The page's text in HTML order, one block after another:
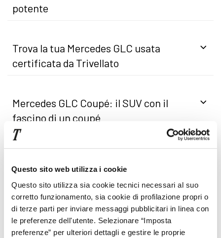
Questo sito web utilizza i cookie
Questo sito utilizza sia cookie tecnici necessari al suo
corretto funzionamento, sia cookie di profilazione propri o
di terze parti per inviare messaggi pubblicitari in linea con
le preferenze dell'utente. Selezionare “Imposta
preferenze” per ulteriori dettagli e gestire le proprie
potente
Trova la tua Mercedes GLC usata
certificata da Trivellato
Mercedes GLC Coupé: il SUV con il
fascino di un coupé
richiesti
Nuova Mercedes GLC 2026: il SUV elettrico di
nuova generazione